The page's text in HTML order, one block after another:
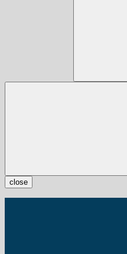
close